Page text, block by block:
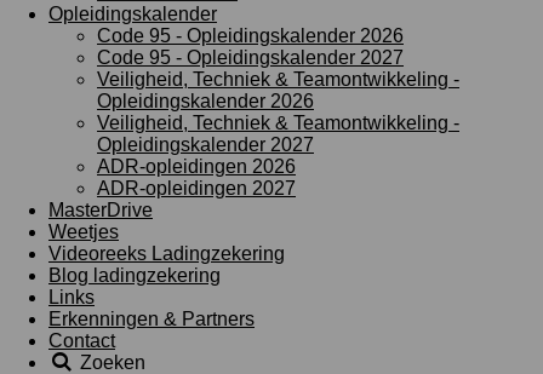
Opleidingskalender
Code 95 - Opleidingskalender 2026
Code 95 - Opleidingskalender 2027
Veiligheid, Techniek & Teamontwikkeling -
Opleidingskalender 2026
Veiligheid, Techniek & Teamontwikkeling -
Opleidingskalender 2027
ADR-opleidingen 2026
ADR-opleidingen 2027
MasterDrive
Weetjes
Videoreeks Ladingzekering
Blog ladingzekering
Links
Erkenningen & Partners
Contact
Zoeken